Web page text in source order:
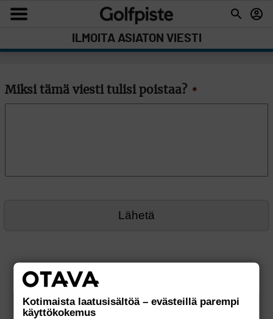
ILMOITA ASIATON VIESTI
Miksi tämä viesti tulisi poistaa? *
Kotimaista laatusisältöä – evästeillä parempi
käyttökokemus